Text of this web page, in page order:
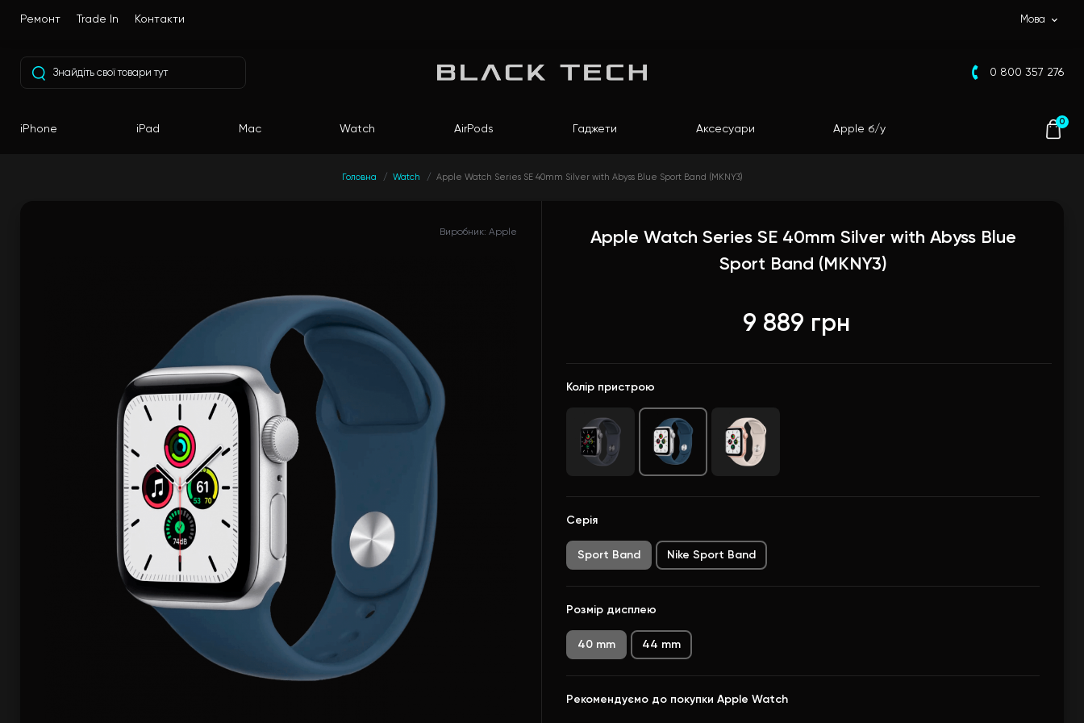
Ремонт Trade In Контакти Мова
0 800 357 276
iPhone iPad Mac Watch AirPods Гаджети Аксесуари Apple б/у
0
Головна Watch Apple Watch Series SE 40mm Silver with Abyss Blue Sport Band (MKNY3)
Виробник: Apple
Apple Watch Series SE 40mm Silver with Abyss Blue
Sport Band (MKNY3)
9 889 грн
Колір пристрою
Серія
Sport Band Nike Sport Band
Розмір дисплею
40 mm 44 mm
Рекомендуємо до покупки Apple Watch